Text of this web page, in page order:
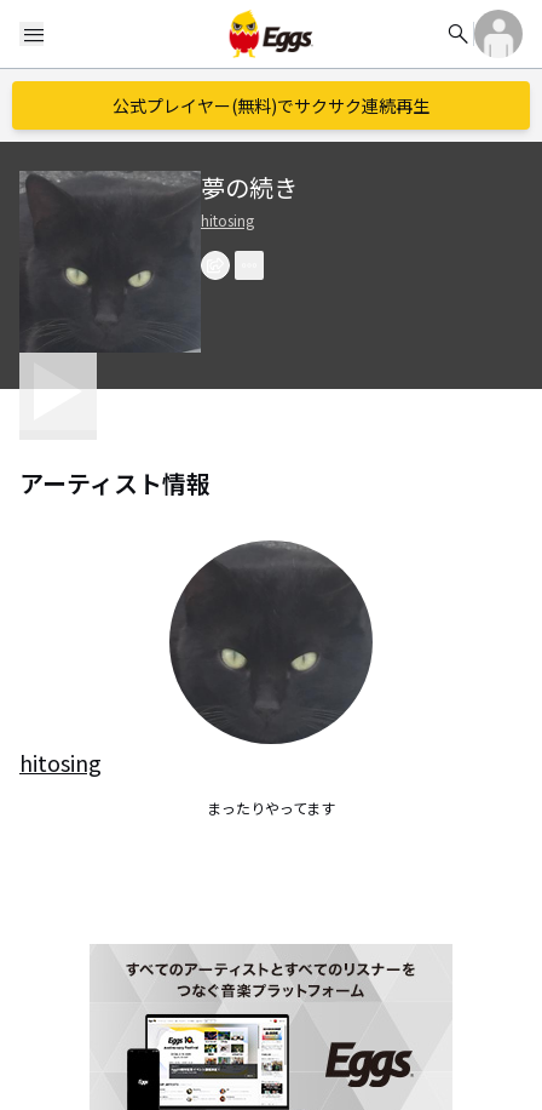
menu search
公式プレイヤー(無料)でサクサク連続再生
夢の続き
hitosing
アーティスト情報
hitosing
まったりやってます